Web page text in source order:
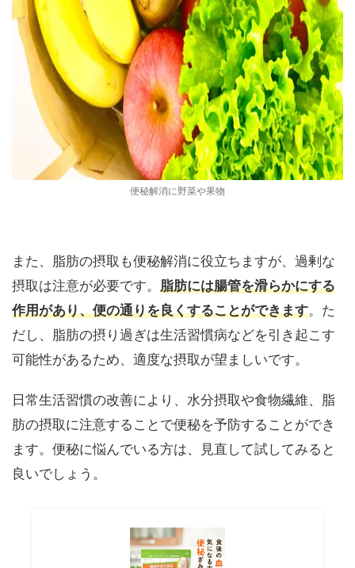
便秘解消に野菜や果物
また、脂肪の摂取も便秘解消に役立ちますが、過剰な
摂取は注意が必要です。 脂肪には腸管を滑らかにする
作用があり、便の通りを良くすることができます。た
だし、脂肪の摂り過ぎは生活習慣病などを引き起こす
可能性があるため、適度な摂取が望ましいです。
日常生活習慣の改善により、水分摂取や食物繊維、脂
肪の摂取に注意することで便秘を予防することができ
ます。便秘に悩んでいる方は、見直して試してみると
良いでしょう。